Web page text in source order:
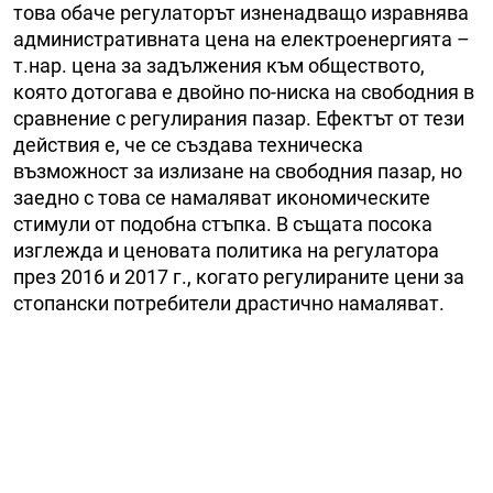
това обаче регулаторът изненадващо изравнява
административната цена на електроенергията –
т.нар. цена за задължения към обществото,
която дотогава е двойно по-ниска на свободния в
сравнение с регулирания пазар. Ефектът от тези
действия е, че се създава техническа
възможност за излизане на свободния пазар, но
заедно с това се намаляват икономическите
стимули от подобна стъпка. В същата посока
изглежда и ценовата политика на регулатора
през 2016 и 2017 г., когато регулираните цени за
стопански потребители драстично намаляват.